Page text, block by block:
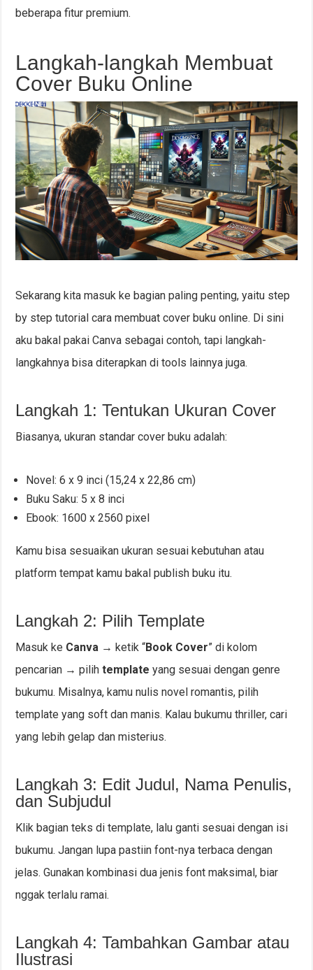
beberapa fitur premium.
Langkah-langkah Membuat
Cover Buku Online
Sekarang kita masuk ke bagian paling penting, yaitu step
by step tutorial cara membuat cover buku online. Di sini
aku bakal pakai Canva sebagai contoh, tapi langkah-
langkahnya bisa diterapkan di tools lainnya juga.
Langkah 1: Tentukan Ukuran Cover
Biasanya, ukuran standar cover buku adalah:
Novel: 6 x 9 inci (15,24 x 22,86 cm)
Buku Saku: 5 x 8 inci
Ebook: 1600 x 2560 pixel
Kamu bisa sesuaikan ukuran sesuai kebutuhan atau
platform tempat kamu bakal publish buku itu.
Langkah 2: Pilih Template
Masuk ke Canva → ketik “Book Cover” di kolom
pencarian → pilihtemplate yang sesuai dengan genre
bukumu. Misalnya, kamu nulis novel romantis, pilih
template yang soft dan manis. Kalau bukumu thriller, cari
yang lebih gelap dan misterius.
Langkah 3: Edit Judul, Nama Penulis,
dan Subjudul
Klik bagian teks di template, lalu ganti sesuai dengan isi
bukumu. Jangan lupa pastiin font-nya terbaca dengan
jelas. Gunakan kombinasi dua jenis font maksimal, biar
nggak terlalu ramai.
Langkah 4: Tambahkan Gambar atau
Ilustrasi